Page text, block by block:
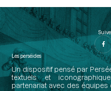
Les perséides
Un dispositif pensé par
textuels et
partenariat avec des